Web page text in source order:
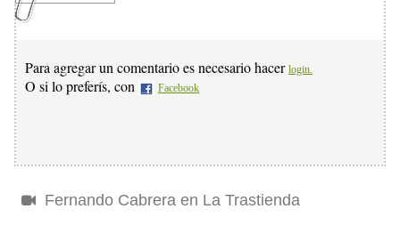
Para agregar un comentario es necesario hacer login.
O si lo preferís, con Facebook
Fernando Cabrera en La Trastienda